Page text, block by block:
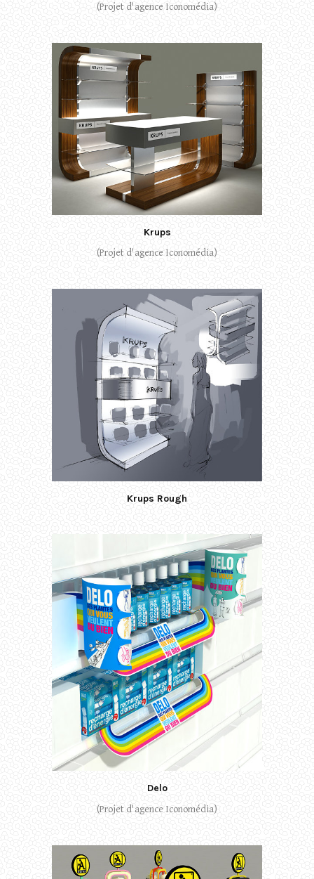
(Projet d'agence Iconomédia)
Krups
(Projet d'agence Iconomédia)
Krups Rough
Delo
(Projet d'agence Iconomédia)